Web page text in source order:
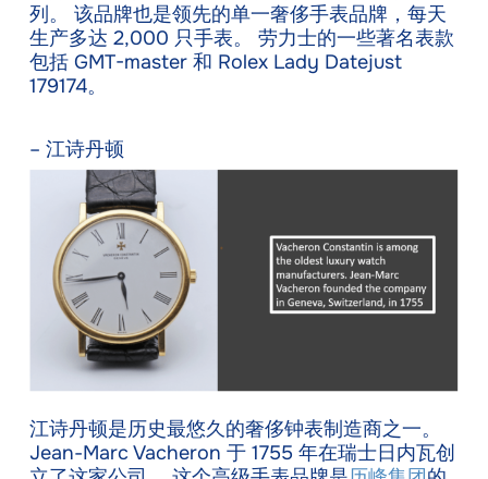
列。 该品牌也是领先的单一奢侈手表品牌，每天
生产多达 2,000 只手表。 劳力士的一些著名表款
包括 GMT-master 和 Rolex Lady Datejust
179174。
– 江诗丹顿
江诗丹顿是历史最悠久的奢侈钟表制造商之一。
Jean-Marc Vacheron 于 1755 年在瑞士日内瓦创